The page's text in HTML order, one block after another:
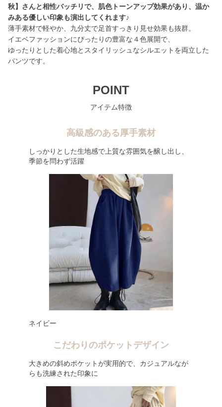
秋】さんと相性バッチリで、肌色トーンアップ効果があり、温か
みある優しい印象も演出してくれます♪
薄手素材で軽やか、九分丈で足首すっきり見せ効果も抜群。
イエベファッションにぴったりの豊富な４色展開で、
ゆったりとした着心地とスタイリッシュなシルエットを両立した
パンツです。
POINT
アイテム特徴
高級感のある厚手素材
しっかりとした生地感で上質な雰囲気を醸し出し、
季節を問わず活躍
ネイビー
こだわりのポケットデザイン
大きめの斜めポケットが実用的で、カジュアルなが
らも洗練された印象に